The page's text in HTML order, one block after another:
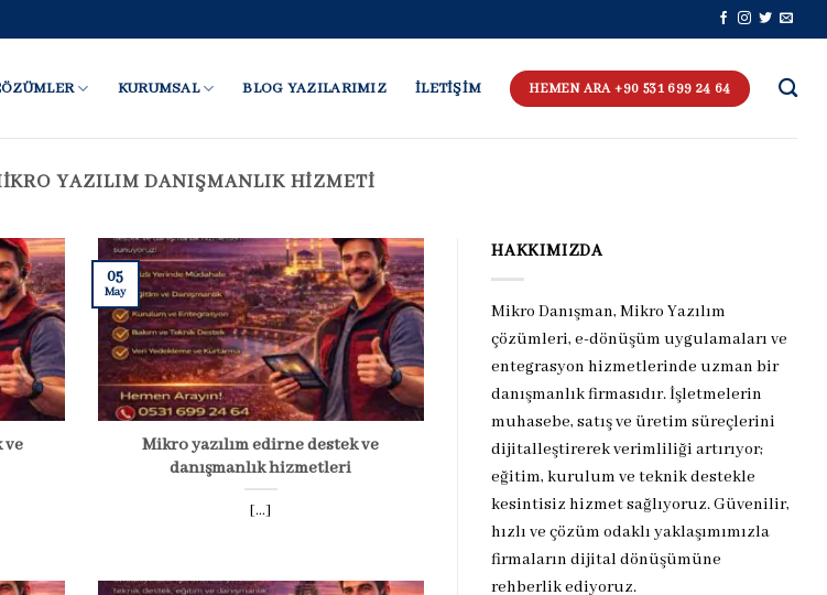
KURUMSAL BLOG YAZILARIMIZ İLETİŞİM HEMEN ARA +90 531 699 24 64
YAZILIM DANIŞMANLIK HIZMETI
ve
Mikro yazılım edirne destek ve
danışmanlık hizmetleri
[...]
05
May
HAKKIMIZDA
Mikro Danışman, Mikro Yazılım
çözümleri, e-dönüşüm uygulamaları ve
entegrasyon hizmetlerinde uzman bir
danışmanlık firmasıdır. İşletmelerin
muhasebe, satış ve üretim süreçlerini
dijitalleştirerek verimliliği artırıyor;
eğitim, kurulum ve teknik destekle
kesintisiz hizmet sağlıyoruz. Güvenilir,
hızlı ve çözüm odaklı yaklaşımımızla
firmaların dijital dönüşümüne
rehberlik ediyoruz.